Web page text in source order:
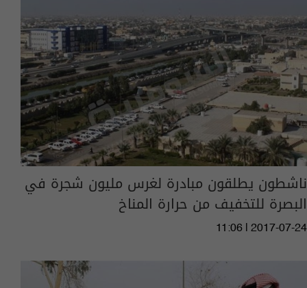
ناشطون يطلقون مبادرة لغرس مليون شجرة في
البصرة للتخفيف من حرارة المناخ
11:06 | 2017-07-24